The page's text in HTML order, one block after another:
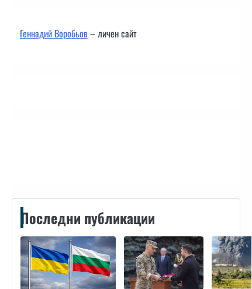
Геннадий Воробьов– личен сайт
Последни публикации